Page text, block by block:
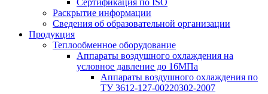
Раскрытие информации
Сведения об образовательной организации
Продукция
Теплообменное оборудование
Аппараты воздушного охлаждения на
условное давление до 16МПа
Аппараты воздушного охлаждения по
ТУ 3612-127-00220302-2007